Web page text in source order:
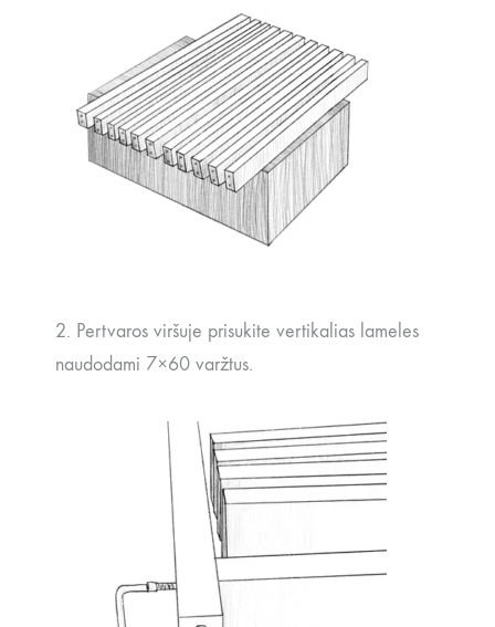
2. Pertvaros viršuje prisukite vertikalias lameles
naudodami 7×60 varžtus.